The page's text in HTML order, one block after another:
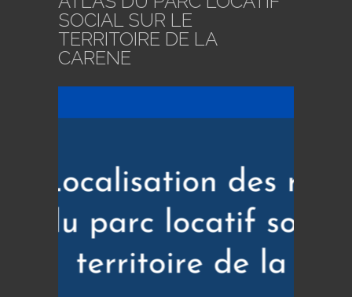
SOCIAL SUR LE
TERRITOIRE DE LA
CARENE